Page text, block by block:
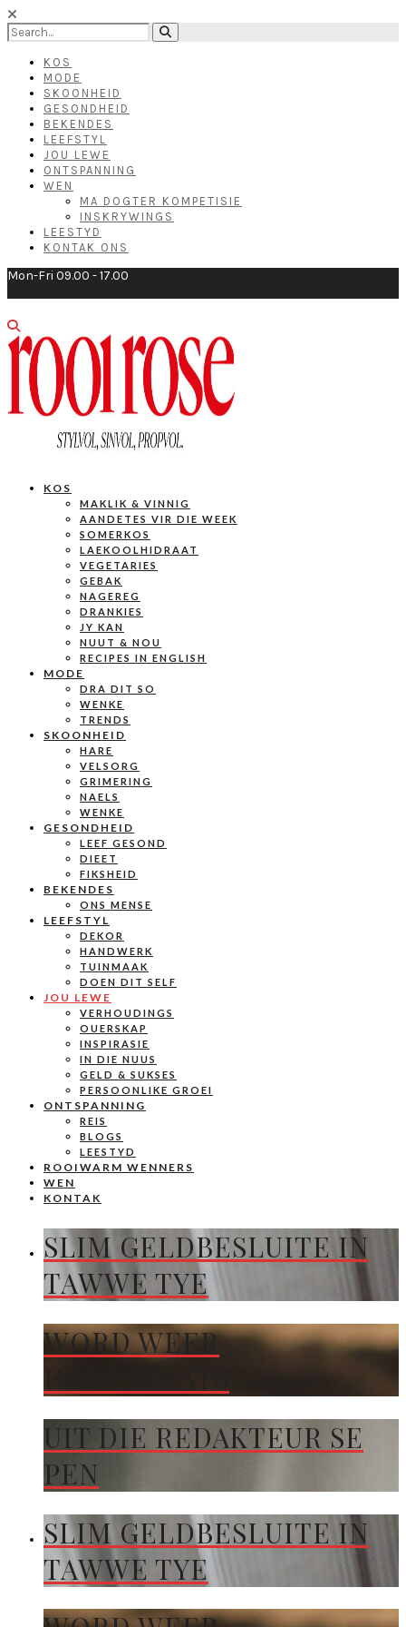
KOS
MODE
SKOONHEID
GESONDHEID
BEKENDES
LEEFSTYL
JOU LEWE
ONTSPANNING
WEN
MA DOGTER KOMPETISIE
INSKRYWINGS
LEESTYD
KONTAK ONS
Mon-Fri 09.00 - 17.00
KOS
MAKLIK & VINNIG
AANDETES VIR DIE WEEK
SOMERKOS
LAEKOOLHIDRAAT
VEGETARIES
GEBAK
NAGEREG
DRANKIES
JY KAN
NUUT & NOU
RECIPES IN ENGLISH
MODE
DRA DIT SO
WENKE
TRENDS
SKOONHEID
HARE
VELSORG
GRIMERING
NAELS
WENKE
GESONDHEID
LEEF GESOND
DIEET
FIKSHEID
BEKENDES
ONS MENSE
LEEFSTYL
DEKOR
HANDWERK
TUINMAAK
DOEN DIT SELF
JOU LEWE
VERHOUDINGS
OUERSKAP
INSPIRASIE
IN DIE NUUS
GELD & SUKSES
PERSOONLIKE GROEI
ONTSPANNING
REIS
BLOGS
LEESTYD
ROOIWARM WENNERS
WEN
KONTAK
SLIM GELDBESLUITE IN
TAWWE TYE
WORD WEER
UIT DIE REDAKTEUR SE
PEN
SLIM GELDBESLUITE IN
TAWWE TYE